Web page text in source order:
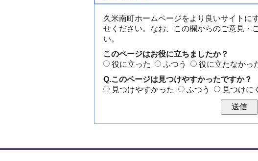
久米南町ホームページをより良いサイトに
せください。なお、この欄からのご意見・
い。
このページはお役に立ちましたか？
役に立った
ふつう
役に立たなかっ
Q.このページは見つけやすかったですか？
見つけやすかった
ふつう 見つけに